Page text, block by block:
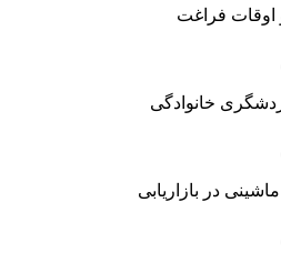
اوقات فراغت
خانوادگی
در بازاریابی